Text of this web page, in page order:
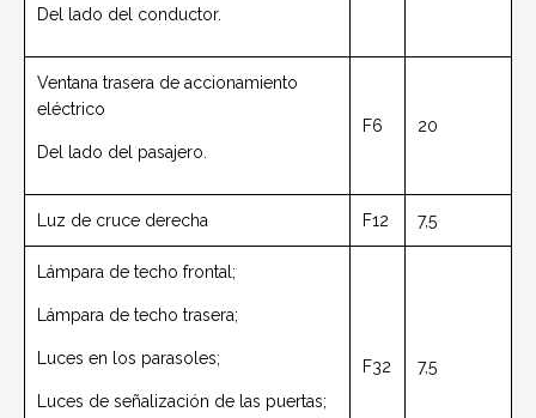
Del lado del conductor.
Ventana trasera de accionamiento
eléctrico
Del lado del pasajero.
F6 20
Luz de cruce derecha F12 7,5
Lámpara de techo frontal;
Lámpara de techo trasera;
Luces en los parasoles;
Luces de señalización de las puertas;
F32 7,5